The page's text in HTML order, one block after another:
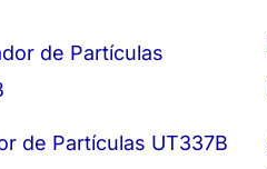
de Partículas UT337B